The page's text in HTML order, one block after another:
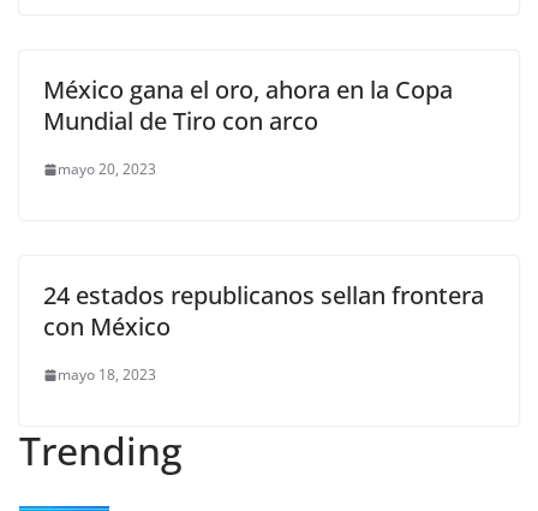
México gana el oro, ahora en la Copa
Mundial de Tiro con arco
mayo 20, 2023
24 estados republicanos sellan frontera
con México
mayo 18, 2023
Trending